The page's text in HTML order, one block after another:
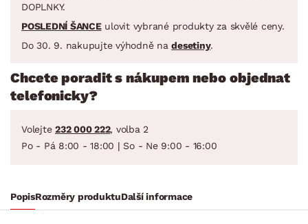
DOPLNKY.
POSLEDNÍ ŠANCEulovit vybrané produkty za skvělé ceny.
Do 30. 9. nakupujte výhodně nadesetiny.
Chcete poradit s nákupem nebo objednat
telefonicky?
Volejte 232 000 222, volba 2
Po - Pá 8:00 - 18:00 | So - Ne 9:00 - 16:00
PopisRozměry produktuDalší informace